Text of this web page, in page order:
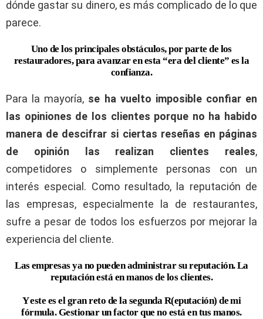
dónde gastar su dinero, es más complicado de lo que
parece.
Uno de los principales obstáculos, por parte de los
restauradores, para avanzar en esta “era del cliente” es la
confianza.
Para la mayoría, se ha vuelto imposible confiar en
las opiniones de los clientes porque no ha habido
manera de descifrar si ciertas reseñas en páginas
de opinión las realizan clientes reales,
competidores o simplemente personas con un
interés especial. Como resultado, la reputación de
las empresas, especialmente la de restaurantes,
sufre a pesar de todos los esfuerzos por mejorar la
experiencia del cliente.
Las empresas ya no pueden administrar su reputación. La
reputación está en manos de los clientes.
Y este es el gran reto de la segunda R(eputación) de mi
fórmula. Gestionar un factor que no está en tus manos.